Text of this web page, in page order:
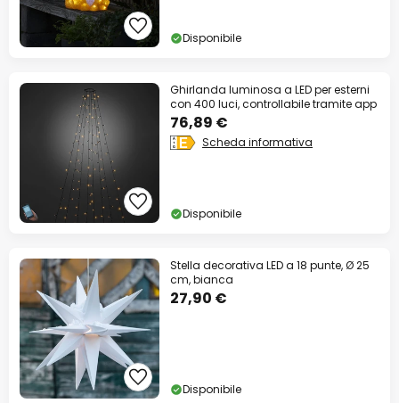
Disponibile
Ghirlanda luminosa a LED per esterni
con 400 luci, controllabile tramite app
76,89 €
Scheda informativa
Disponibile
Stella decorativa LED a 18 punte, Ø 25
cm, bianca
27,90 €
Disponibile